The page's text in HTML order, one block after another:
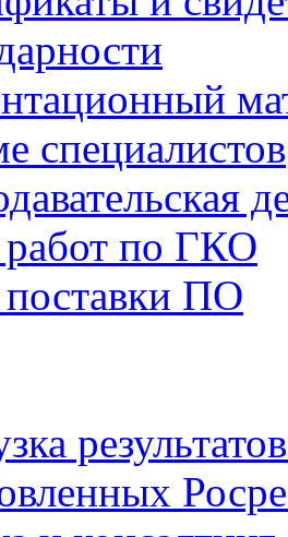
специалистов
по ГКО
ПО